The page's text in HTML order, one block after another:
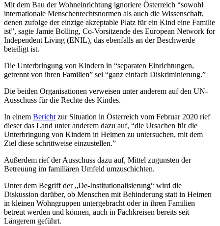
Mit dem Bau der Wohneinrichtung ignoriere Österreich “sowohl
internationale Menschenrechtsnormen als auch die Wissenschaft,
denen zufolge der einzige akzeptable Platz für ein Kind eine Familie
ist”, sagte Jamie Bolling, Co-Vorsitzende des European Network for
Independent Living (ENIL), das ebenfalls an der Beschwerde
beteiligt ist.
Die Unterbringung von Kindern in “separaten Einrichtungen,
getrennt von ihren Familien” sei “ganz einfach Diskriminierung.”
Die beiden Organisationen verweisen unter anderem auf den UN-
Ausschuss für die Rechte des Kindes.
In einem Bericht zur Situation in Österreich vom Februar 2020 rief
dieser das Land unter anderem dazu auf, “die Ursachen für die
Unterbringung von Kindern in Heimen zu untersuchen, mit dem
Ziel diese schrittweise einzustellen.”
Außerdem rief der Ausschuss dazu auf, Mittel zugunsten der
Betreuung im familiären Umfeld umzuschichten.
Unter dem Begriff der „De-Institutionalisierung“ wird die
Diskussion darüber, ob Menschen mit Behinderung statt in Heimen
in kleinen Wohngruppen untergebracht oder in ihren Familien
betreut werden und können, auch in Fachkreisen bereits seit
Längerem geführt.